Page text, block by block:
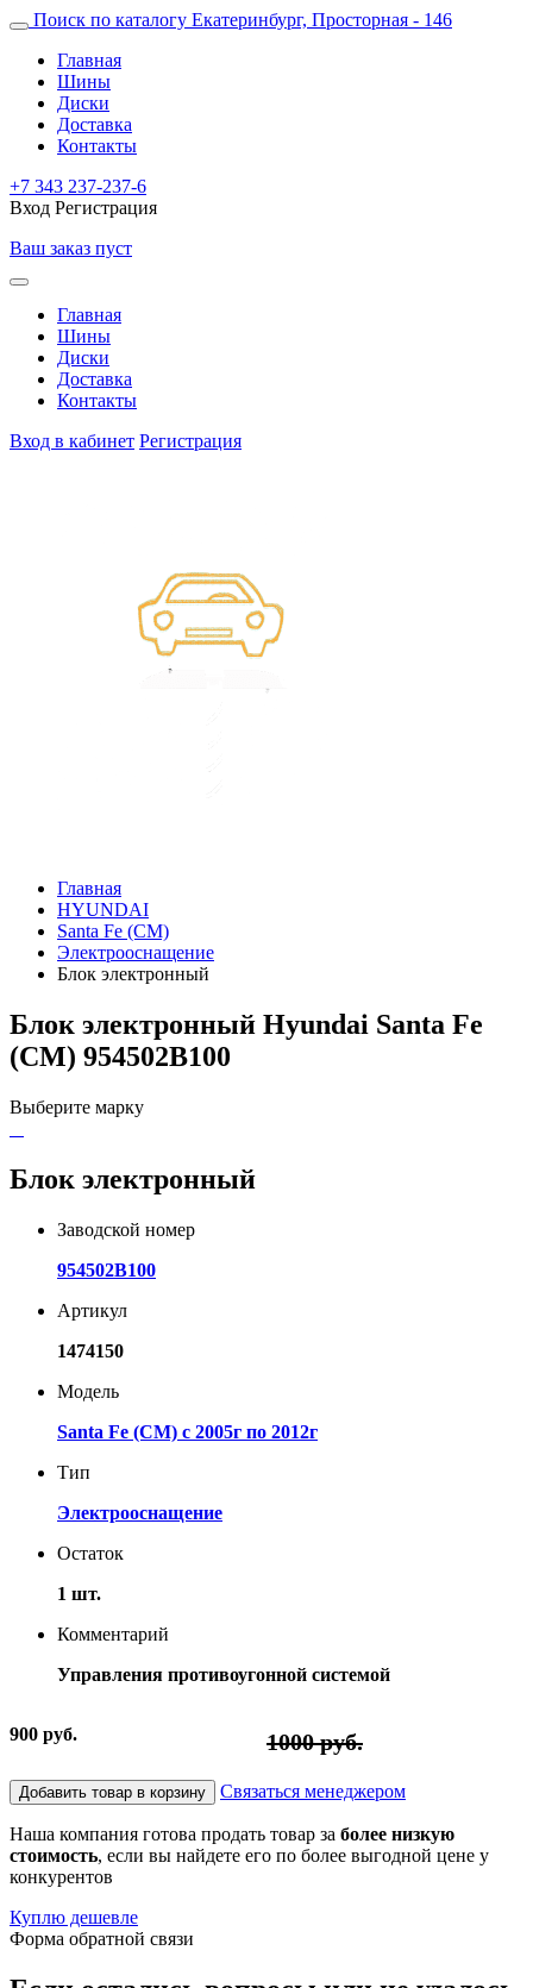
Поиск по каталогу Екатеринбург, Просторная - 146
Главная
Шины
Диски
Доставка
Контакты
+7 343 237-237-6
Вход Регистрация
Ваш заказ пуст
Главная
Шины
Диски
Доставка
Контакты
Вход в кабинет Регистрация
Главная
HYUNDAI
Santa Fe (CM)
Электрооснащение
Блок электронный
Блок электронный Hyundai Santa Fe
(CM) 954502B100
Выберите марку
Блок электронный
Заводской номер
954502B100
Артикул
1474150
Модель
Santa Fe (CM) с 2005г по 2012г
Тип
Электрооснащение
Остаток
1 шт.
Комментарий
Управления противоугонной системой
900 руб. 1000 руб.
Добавить товар в корзину Связаться менеджером
Наша компания готова продать товар за более низкую
стоимость, если вы найдете его по более выгодной цене у
конкурентов
Куплю дешевле
Форма обратной связи